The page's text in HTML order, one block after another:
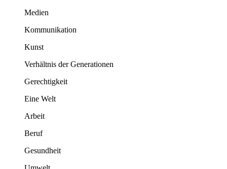
Medien
Kommunikation
Kunst
Verhältnis der Generationen
Gerechtigkeit
Eine Welt
Arbeit
Beruf
Gesundheit